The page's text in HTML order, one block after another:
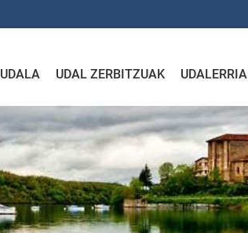
UDALA UDAL ZERBITZUAK UDALERRIA